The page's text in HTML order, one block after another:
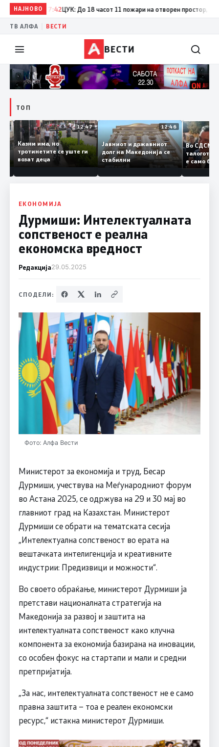
НАЈНОВО
17:42 ЦУК: До 18 часот 11 пожари на отворен простор, од кои
ТВ АЛФА ВЕСТИ
ВЕСТИ
ТОП
12:50
и
12:47
Казни има, но
тротинетите се уште ги
возат деца
12:46
Јавниот и државниот
долг на Македонија се
стабилни
Во
е само
копија
Заев
ЕКОНОМИЈА
Дурмиши: Интелектуалната
сопственост е реална
економска вредност
Редакција29.05.2025
СПОДЕЛИ:
Фото: Алфа Вести
Министерот за економија и труд, Бесар
Дурмиши, учествува на Меѓународниот форум
во Астана 2025, се одржува на 29 и 30 мај во
главниот град на Казахстан. Министерот
Дурмиши се обрати на тематската сесија
„Интелектуална сопственост во ерата на
вештачката интелигенција и креативните
индустрии: Предизвици и можности“.
Во своето обраќање, министерот Дурмиши ја
претстави националната стратегија на
Македонија за развој и заштита на
интелектуалната сопственост како клучна
компонента за економија базирана на иновации,
со особен фокус на стартапи и мали и средни
претпријатија.
„За нас, интелектуалната сопственост не е само
правна заштита – тоа е реален економски
ресурс,“ истакна министерот Дурмиши.